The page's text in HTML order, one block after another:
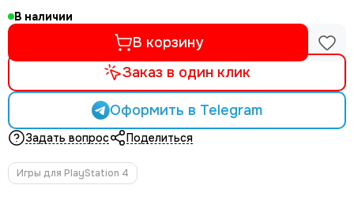
В наличии
В корзину
Заказ в один клик
Оформить в Telegram
Задать вопрос Поделиться
Игры для PlayStation 4